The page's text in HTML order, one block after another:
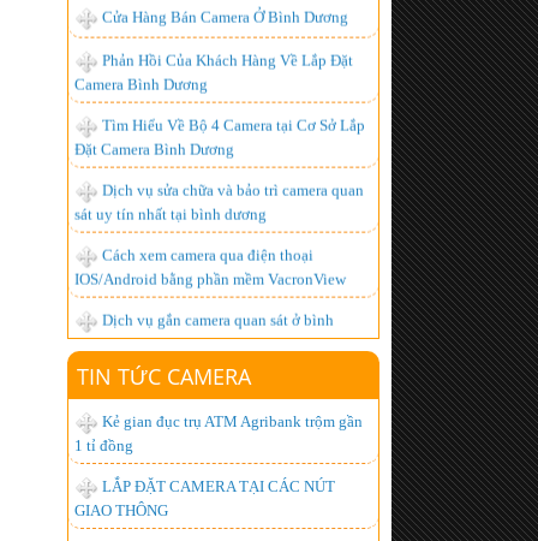
Camera Bình Dương
Tìm Hiểu Về Bộ 4 Camera tại Cơ Sở Lắp
Đặt Camera Bình Dương
Dịch vụ sửa chữa và bảo trì camera quan
sát uy tín nhất tại bình dương
Cách xem camera qua điện thoại
IOS/Android bằng phần mềm VacronView
Dịch vụ gắn camera quan sát ở bình
dương - uy tín, chất lượng cao
BỘ ĐÀM GIÁ RẺ, CHUYÊN DỤNG,
CHẤT LƯỢNG NHẤT HIỆN NAY
Lắp đặt camera giá bao nhiêu là hợp lý
nhất ?
Hơn 1.000 khách hàng đã trở thành
người tiêu dùng thông minh, còn bạn thì sao?
Lắp đặt camera quan sát góc rộng xem
được qua mạng từ xa
TIN TỨC CAMERA
Kẻ gian đục trụ ATM Agribank trộm gần
1 tỉ đồng
LẮP ĐẶT CAMERA TẠI CÁC NÚT
GIAO THÔNG